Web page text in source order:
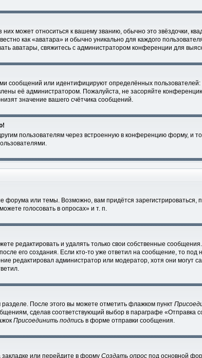
может относиться к вашему званию, обычно это звёздочки,
как «аватара» и обычно уникально для каждого
аватары, свяжитесь с администратором конференции для
сообщений или идентифицируют определённых
её администратором. Пожалуйста, не засоряйте
значение вашего счётчика сообщений.
пользователям через встроенную в конференцию форму, и
или темы. Возможно, вам придётся
голосовать в опросах» и т. п.
редактировать и удалять только свои собственные
его создания. Если кто-то уже ответил на сообщение, то
редактировал администратор или модератор, хотя они могут
После этого вы можете отметить флажком пункт
сделав соответствующий выбор в параграфе «Отправка
Присоединить подпись в форме отправки сообщения.
или перейдите в форму Создать опрос под основной